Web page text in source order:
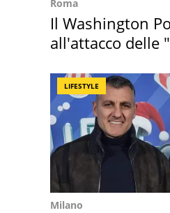
Roma
Il Washington
all'attacco delle
LIFESTYLE
Milano